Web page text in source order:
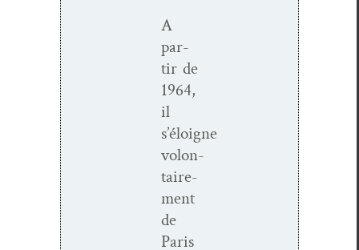
A
par­
tir de
1964,
il
s’éloigne
volon­
taire­
ment
de
Paris